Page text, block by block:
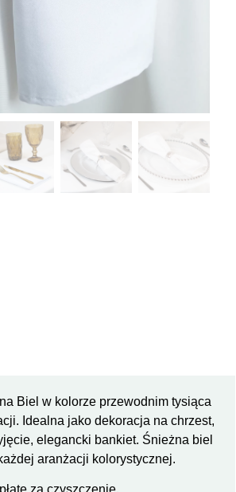
Biel w kolorze przewodnim tysiąca
Idealna jako dekoracja na chrzest,
elegancki bankiet. Śnieżna biel
aranżacji kolorystycznej.